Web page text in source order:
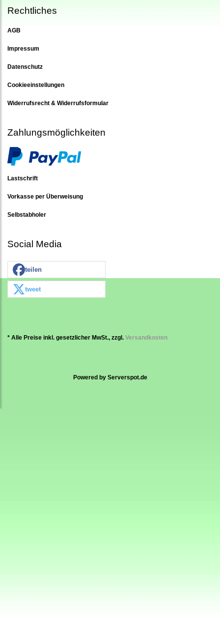
Rechtliches
AGB
Impressum
Datenschutz
Cookieeinstellungen
Widerrufsrecht & Widerrufsformular
Zahlungsmöglichkeiten
Lastschrift
Vorkasse per Überweisung
Selbstabholer
Social Media
teilen
tweet
* Alle Preise inkl. gesetzlicher MwSt., zzgl. Versandkosten
Powered by Serverspot.de